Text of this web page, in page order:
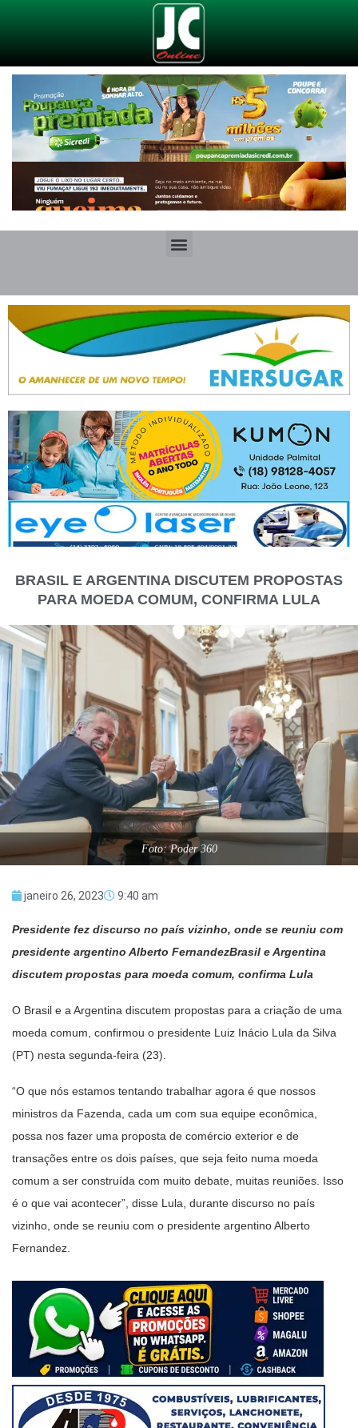
BRASIL E ARGENTINA DISCUTEM PROPOSTAS
PARA MOEDA COMUM, CONFIRMA LULA
Foto: Poder 360
janeiro 26, 2023 9:40 am
Presidente fez discurso no país vizinho, onde se reuniu com
presidente argentino Alberto FernandezBrasil e Argentina
discutem propostas para moeda comum, confirma Lula
O Brasil e a Argentina discutem propostas para a criação de uma
moeda comum, confirmou o presidente Luiz Inácio Lula da Silva
(PT) nesta segunda-feira (23).
“O que nós estamos tentando trabalhar agora é que nossos
ministros da Fazenda, cada um com sua equipe econômica,
possa nos fazer uma proposta de comércio exterior e de
transações entre os dois países, que seja feito numa moeda
comum a ser construída com muito debate, muitas reuniões. Isso
é o que vai acontecer”, disse Lula, durante discurso no país
vizinho, onde se reuniu com o presidente argentino Alberto
Fernandez.